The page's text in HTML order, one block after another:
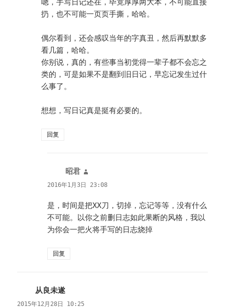
嗯，手写日记还在，毕竟厚厚两大本，不可能直接
扔，也不可能一页页手撕，哈哈。
偶尔看到，还会感叹当年的字真丑，然后再默默多
看几篇，哈哈。
你别说，真的，有些事当初觉得一辈子都不会忘之
类的，可是如果不是翻到旧日记，早忘记发生过什
么事了。
想想，写日记真是挺有必要的。
回复
昭君
道：
2016年1月3日 23:08
是，时间是把XX刀，切掉，忘记等等，没有什么
不可能。以你之前删日志如此果断的风格，我以
为你会一把火将手写的日志烧掉
回复
从良未遂
道：
2015年12月28日 10:25